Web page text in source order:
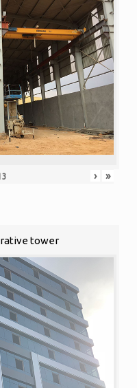
› »
tower